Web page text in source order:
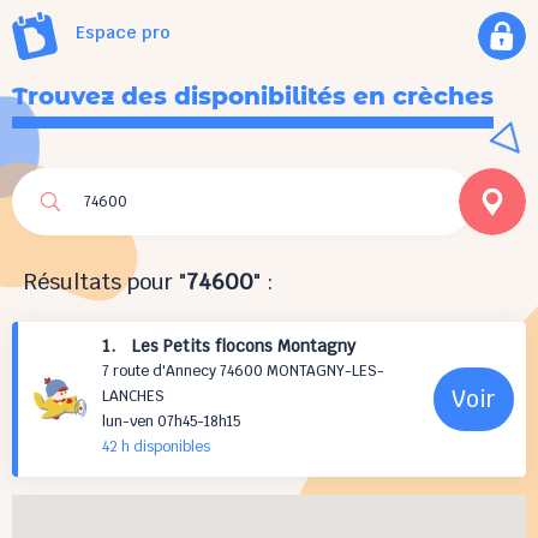
Espace pro
Trouvez des disponibilités en crèches
Résultats pour "74600" :
1. Les Petits flocons Montagny
7 route d'Annecy 74600 MONTAGNY-LES-
LANCHES
lun-ven 07h45-18h15
42 h disponibles
Voir